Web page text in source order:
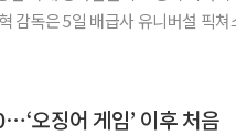
오징어 게임’ 이후 처음